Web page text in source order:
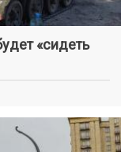
«сидеть